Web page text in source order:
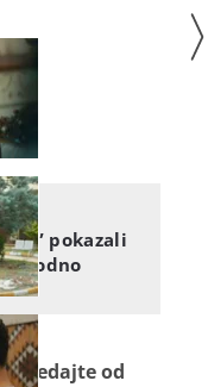
pokazali
" gledajte od